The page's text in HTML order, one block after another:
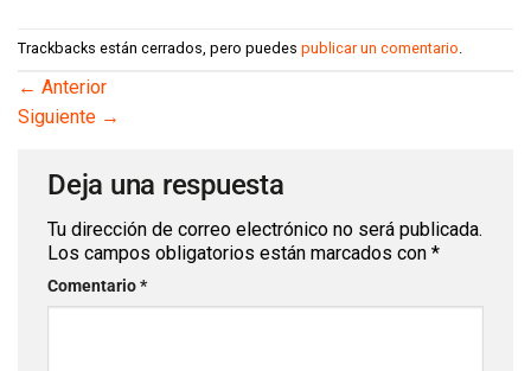
Trackbacks están cerrados, pero puedes publicar un comentario.
← Anterior
Siguiente →
Deja una respuesta
Tu dirección de correo electrónico no será publicada.
Los campos obligatorios están marcados con *
Comentario*